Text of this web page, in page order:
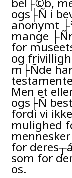
ogs├Ñ i
anonymt
mange
for
og
m├Ñde
Men et
ogs├Ñ
fordi vi
mulighed
for
som for
os.